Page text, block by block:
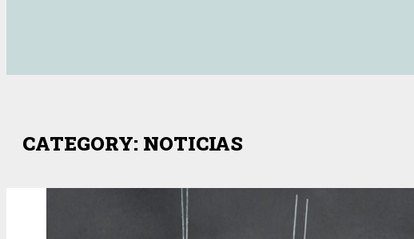
CATEGORY: NOTICIAS